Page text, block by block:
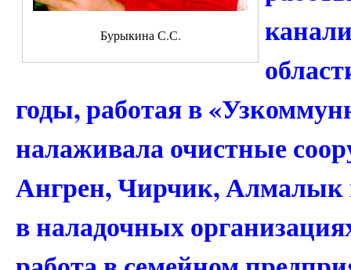
Бурыкина С.С.
годы, работая в
налаживала очистные
Ангрен, Чирчик, Алмалык
в наладочных